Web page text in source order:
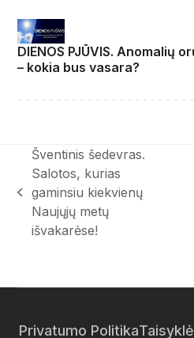
DIENOS PJŪVIS. Anomalių
– kokia bus vasara?
previous
post:
Šventinis šedevras.
Salotos, kurias
gaminsiu kiekvienų
Naujųjų metų
išvakarėse!
Privatumo Politika